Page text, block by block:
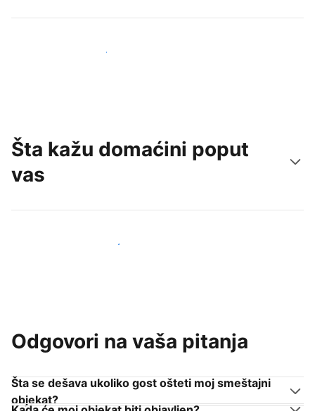
Privucite nove goste već danas
Šta kažu domaćini poput
vas
Pridružite se domaćinima poput vas
Odgovori na vaša pitanja
Šta se dešava ukoliko gost ošteti moj smeštajni
objekat?